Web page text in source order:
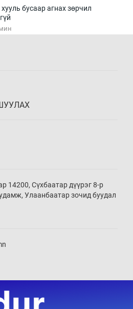
бусаар агнах зөрчил
шинэчлэн тогтоох нь
мин
14200, Сүхбаатар дүүрэг 8-р
Улаанбаатар зочид буудал